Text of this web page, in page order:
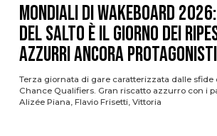
Mondiali di Wakeboard
del Salto è il giorno dei
azzurri ancora protagonisti
Terza giornata di gare caratterizzata dalle sfide
Chance Qualifiers. Gran riscatto azzurro con i
Alizée Piana, Flavio Frisetti, Vittoria